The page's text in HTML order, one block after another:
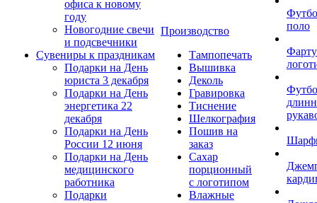
офиса к новому
году
Новогодние свечи
и подсвечники
Сувениры к праздникам
Подарки на День
юриста 3 декабря
Подарки на День
энергетика 22
декабря
Подарки на День
России 12 июня
Подарки на День
медицинского
работника
Подарки
Производство
Тампопечать
Вышивка
Деколь
Гравировка
Тиснение
Шелкография
Пошив на
заказ
Сахар
порционный
с логотипом
Влажные
поло